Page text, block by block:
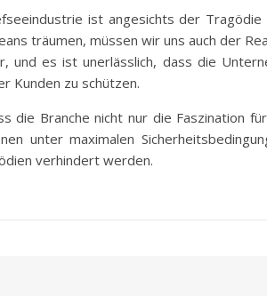
ist angesichts der
träumen, müssen wir uns auch der
und es ist unerlässlich, dass die
Kunden zu schützen.
Branche nicht nur die Faszination
unter maximalen
verhindert werden.